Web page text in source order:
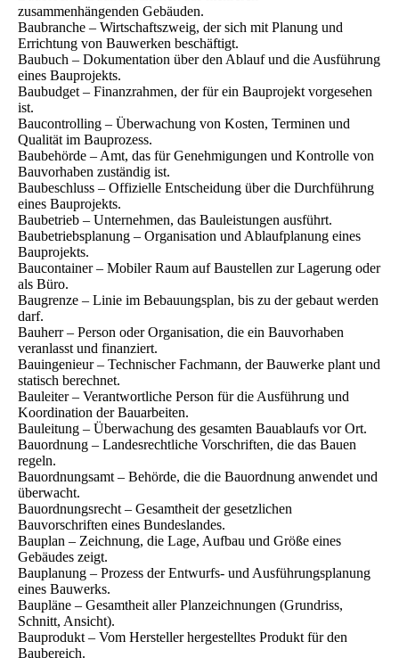
zusammenhängenden Gebäuden.
Baubranche – Wirtschaftszweig, der sich mit Planung und
Errichtung von Bauwerken beschäftigt.
Baubuch – Dokumentation über den Ablauf und die Ausführung
eines Bauprojekts.
Baubudget – Finanzrahmen, der für ein Bauprojekt vorgesehen
ist.
Baucontrolling – Überwachung von Kosten, Terminen und
Qualität im Bauprozess.
Baubehörde – Amt, das für Genehmigungen und Kontrolle von
Bauvorhaben zuständig ist.
Baubeschluss – Offizielle Entscheidung über die Durchführung
eines Bauprojekts.
Baubetrieb – Unternehmen, das Bauleistungen ausführt.
Baubetriebsplanung – Organisation und Ablaufplanung eines
Bauprojekts.
Baucontainer – Mobiler Raum auf Baustellen zur Lagerung oder
als Büro.
Baugrenze – Linie im Bebauungsplan, bis zu der gebaut werden
darf.
Bauherr – Person oder Organisation, die ein Bauvorhaben
veranlasst und finanziert.
Bauingenieur – Technischer Fachmann, der Bauwerke plant und
statisch berechnet.
Bauleiter – Verantwortliche Person für die Ausführung und
Koordination der Bauarbeiten.
Bauleitung – Überwachung des gesamten Bauablaufs vor Ort.
Bauordnung – Landesrechtliche Vorschriften, die das Bauen
regeln.
Bauordnungsamt – Behörde, die die Bauordnung anwendet und
überwacht.
Bauordnungsrecht – Gesamtheit der gesetzlichen
Bauvorschriften eines Bundeslandes.
Bauplan – Zeichnung, die Lage, Aufbau und Größe eines
Gebäudes zeigt.
Bauplanung – Prozess der Entwurfs- und Ausführungsplanung
eines Bauwerks.
Baupläne – Gesamtheit aller Planzeichnungen (Grundriss,
Schnitt, Ansicht).
Bauprodukt – Vom Hersteller hergestelltes Produkt für den
Baubereich.